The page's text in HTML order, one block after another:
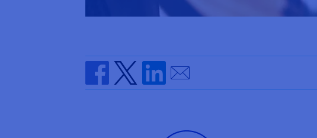
Share on Facebook
Share on Twitter
Share on Linkedin
Send by email